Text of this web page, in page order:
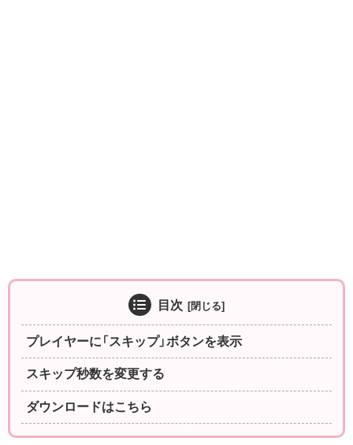
目次
プレイヤーに「スキップ」ボタンを表示
スキップ秒数を変更する
ダウンロードはこちら